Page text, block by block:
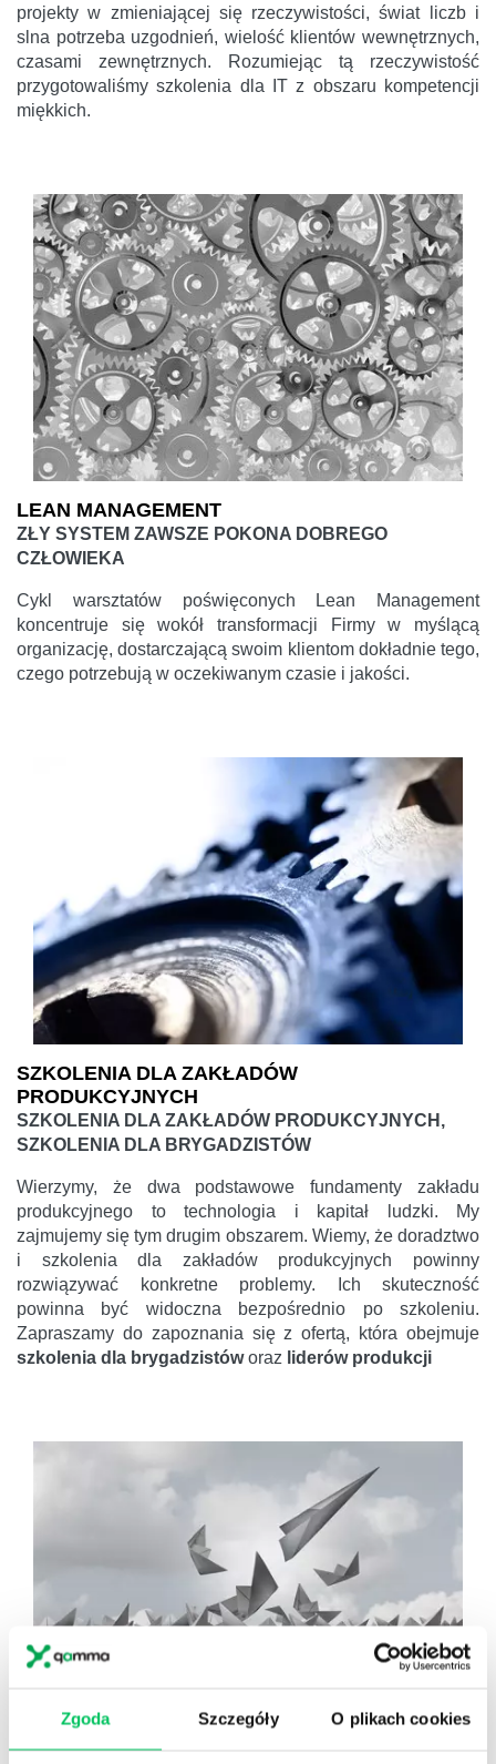
Zgoda Szczegóły O plikach cookies
projekty w zmieniającej się rzeczywistości, świat liczb i
slna potrzeba uzgodnień, wielość klientów wewnętrznych,
czasami zewnętrznych. Rozumiejąc tą rzeczywistość
przygotowaliśmy szkolenia dla IT z obszaru kompetencji
miękkich.
LEAN MANAGEMENT
ZŁY SYSTEM ZAWSZE POKONA DOBREGO
CZŁOWIEKA
Cykl warsztatów poświęconych Lean Management
koncentruje się wokół transformacji Firmy w myślącą
organizację, dostarczającą swoim klientom dokładnie tego,
czego potrzebują w oczekiwanym czasie i jakości.
SZKOLENIA DLA ZAKŁADÓW
PRODUKCYJNYCH
SZKOLENIA DLA ZAKŁADÓW PRODUKCYJNYCH,
SZKOLENIA DLA BRYGADZISTÓW
Wierzymy, że dwa podstawowe fundamenty zakładu
produkcyjnego to technologia i kapitał ludzki. My
zajmujemy się tym drugim obszarem. Wiemy, że doradztwo
i szkolenia dla zakładów produkcyjnych powinny
rozwiązywać konkretne problemy. Ich skuteczność
powinna być widoczna bezpośrednio po szkoleniu.
Zapraszamy do zapoznania się z ofertą, która obejmuje
szkolenia dla brygadzistóworaz liderów produkcji
SZKOLENIA SCRUM, SZKOLENIA AGILE